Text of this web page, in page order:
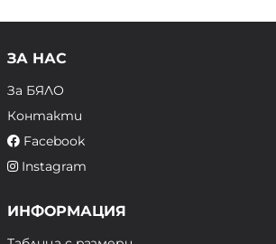
ЗА НАС
За БЯЛО
Контакти
Facebook
Instagram
ИНФОРМАЦИЯ